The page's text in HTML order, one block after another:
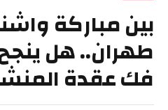
بين مباركة
طهران.. هل
فك عقدة